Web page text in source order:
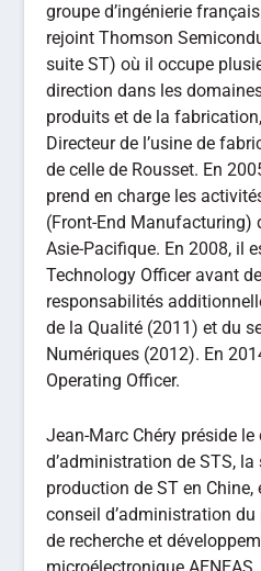
groupe d’ingénierie
rejoint Thomson
suite ST) où il occupe
direction dans les
produits et de la
Directeur de l’usine de
de celle de Rousset. En
prend en charge les
(Front-End Manufacturing)
Asie-Pacifique. En 2008, il
Technology Officer avant
responsabilités
de la Qualité (2011) et du
Numériques (2012). En
Operating Officer.
Jean-Marc Chéry préside le
d’administration de STS,
production de ST en Chine,
conseil d’administration
de recherche et
microélectronique AENEAS.